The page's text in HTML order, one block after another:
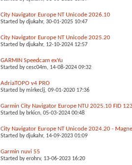
City Navigator Europe NT Unicode 2026.10
Started bydjukahr, 30-01-2025 10:47
City Navigator Europe NT Unicode 2025.20
Started bydjukahr, 12-10-2024 12:57
GARMIN Speedcam exYu
Started bycesc04m, 14-08-2024 09:32
AdriaTOPO v4 PRO
Started bymirkeclj, 09-01-2020 17:36
Garmin City Navigator Europe NTU 2025.10 FID
Started by brkicn, 05-03-2024 00:48
City Navigator Europe NT Unicode 2024.20 -
Started bydjukahr, 14-09-2023 01:09
Garmin nuvi 55
Started byerohrv, 13-06-2023 16:20